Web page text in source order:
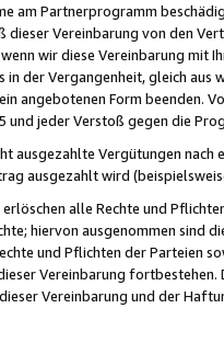
am Partnerprogramm
dieser Vereinbarung von den
wir diese Vereinbarung mit
in der Vergangenheit, gleich
angebotenen Form beenden.
und jeder Verstoß gegen die
ausgezahlte Vergütungen
ausgezahlt wird
alle Rechte und
hiervon ausgenommen sind
und Pflichten der Parteien
Vereinbarung
Vereinbarung und der